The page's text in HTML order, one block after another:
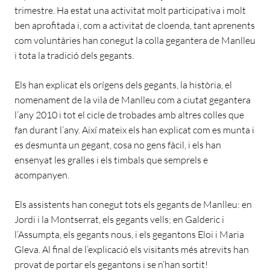
trimestre. Ha estat una activitat molt participativa i molt
ben aprofitada i, com a activitat de cloenda, tant aprenents
com voluntàries han conegut la colla gegantera de Manlleu
i tota la tradició dels gegants.
Els han explicat els orígens dels gegants, la història, el
nomenament de la vila de Manlleu com a ciutat gegantera
l’any 2010 i tot el cicle de trobades amb altres colles que
fan durant l’any. Així mateix els han explicat com es munta i
es desmunta un gegant, cosa no gens fàcil, i els han
ensenyat les gralles i els timbals que semprels e
acompanyen.
Els assistents han conegut tots els gegants de Manlleu: en
Jordi i la Montserrat, els gegants vells; en Galderic i
l’Assumpta, els gegants nous, i els gegantons Eloi i Maria
Gleva. Al final de l’explicació els visitants més atrevits han
provat de portar els gegantons i se n’han sortit!